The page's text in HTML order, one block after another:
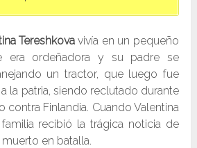
Tereshkova vivía en un pequeño
era ordeñadora y su padre se
un tractor, que luego fue
la patria, siendo reclutado durante
contra Finlandia. Cuando Valentina
recibió la trágica noticia de
en batalla.